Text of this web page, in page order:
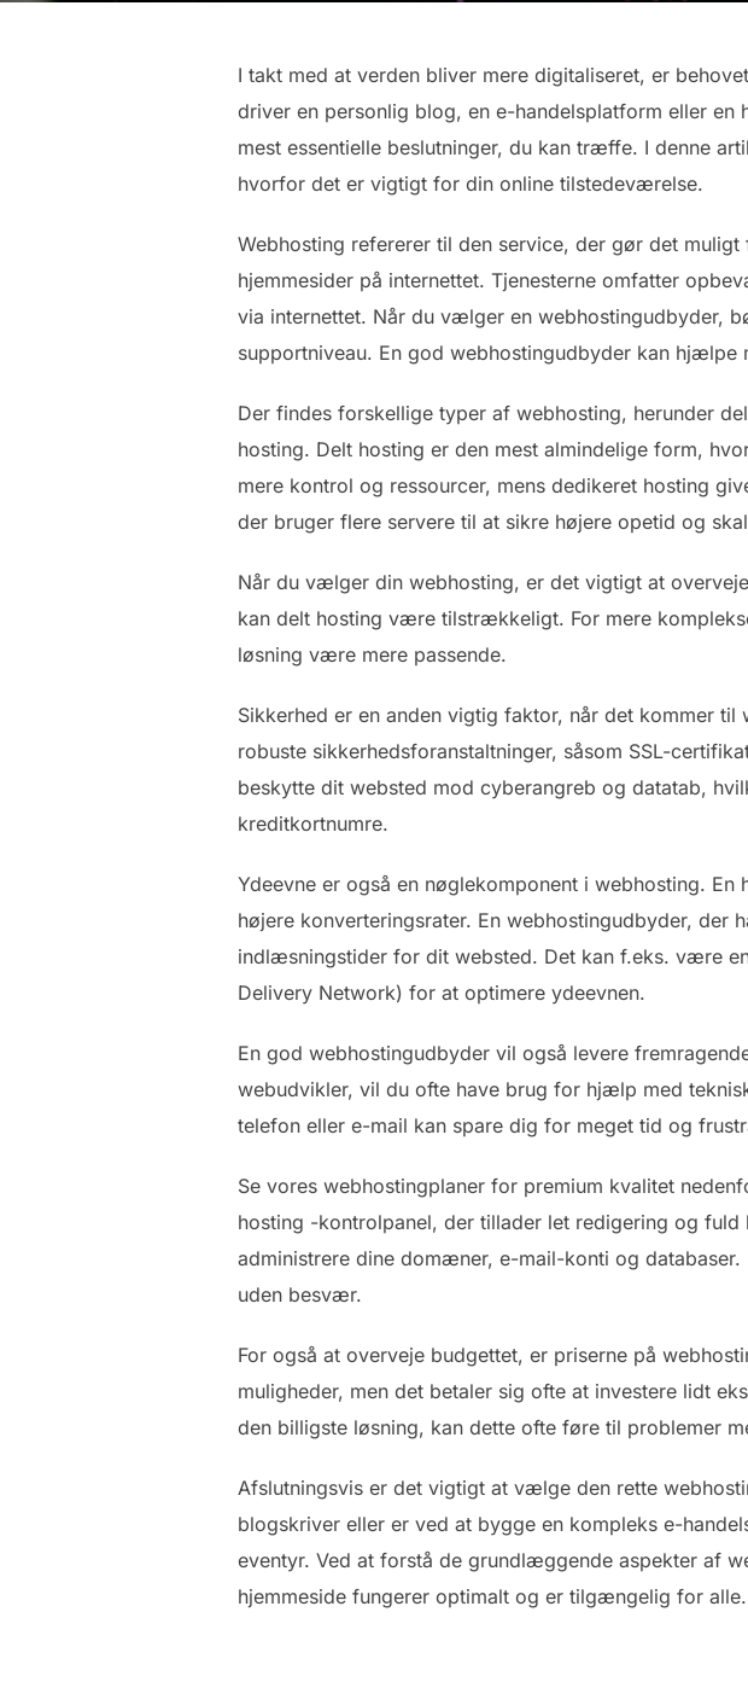
I takt med at verden bliver mere digitaliseret, er
driver en personlig blog, en e-handelsplatform eller
mest essentielle beslutninger, du kan træffe. I denne
hvorfor det er vigtigt for din online tilstedeværelse.
Webhosting refererer til den service, der gør det
hjemmesider på internettet. Tjenesterne omfatter
via internettet. Når du vælger en webhostingudbyder,
supportniveau. En god webhostingudbyder kan
Der findes forskellige typer af webhosting, herunder
hosting. Delt hosting er den mest almindelige form,
mere kontrol og ressourcer, mens dedikeret hosting
der bruger flere servere til at sikre højere opetid og
Når du vælger din webhosting, er det vigtigt at
kan delt hosting være tilstrækkeligt. For mere
løsning være mere passende.
Sikkerhed er en anden vigtig faktor, når det kommer
robuste sikkerhedsforanstaltninger, såsom SSL-
beskytte dit websted mod cyberangreb og datatab,
kreditkortnumre.
Ydeevne er også en nøglekomponent i webhosting.
højere konverteringsrater. En webhostingudbyder,
indlæsningstider for dit websted. Det kan f.eks. være
Delivery Network) for at optimere ydeevnen.
En god webhostingudbyder vil også levere
webudvikler, vil du ofte have brug for hjælp med
telefon eller e-mail kan spare dig for meget tid og
Se vores webhostingplaner for premium kvalitet
hosting -kontrolpanel, der tillader let redigering og
administrere dine domæner, e-mail-konti og
uden besvær.
For også at overveje budgettet, er priserne på
muligheder, men det betaler sig ofte at investere lidt
den billigste løsning, kan dette ofte føre til problemer
Afslutningsvis er det vigtigt at vælge den rette
blogskriver eller er ved at bygge en kompleks e-
eventyr. Ved at forstå de grundlæggende aspekter af
hjemmeside fungerer optimalt og er tilgængelig for alle.